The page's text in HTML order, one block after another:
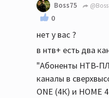
Boss75
0
нет у вас ?
в нтв+ есть два
"Абоненты
каналы в
ONE (4К) и HOME